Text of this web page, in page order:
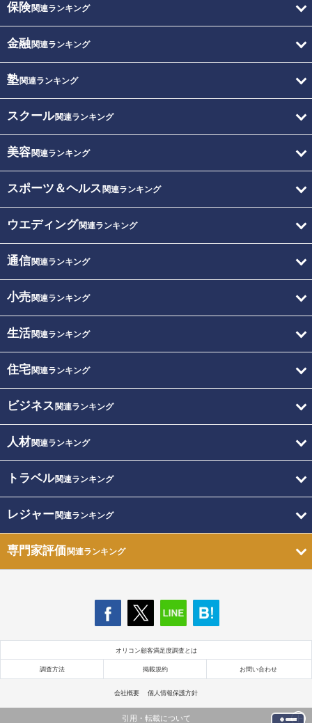
保険関連ランキング
金融関連ランキング
塾関連ランキング
スクール関連ランキング
美容関連ランキング
スポーツ＆ヘルス 関連ランキング
ウエディング関連ランキング
通信関連ランキング
小売関連ランキング
生活関連ランキング
住宅関連ランキング
ビジネス 関連ランキング
人材関連ランキング
トラベル関連ランキング
レジャー関連ランキング
専門家評価関連ランキング
オリコン顧客満足度調査とは
調査方法 掲載規約 お問い合わせ
会社概要 個人情報保護方針
引用・転載について